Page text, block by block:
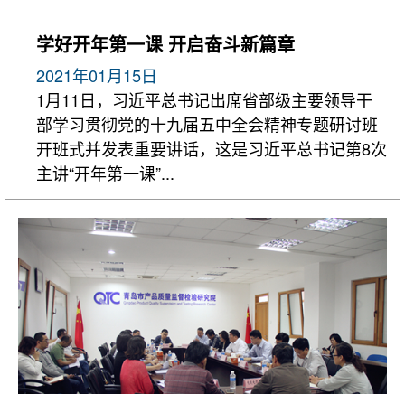
学好开年第一课 开启奋斗新篇章
2021年01月15日
1月11日，习近平总书记出席省部级主要领导干
部学习贯彻党的十九届五中全会精神专题研讨班
开班式并发表重要讲话，这是习近平总书记第8次
主讲“开年第一课”...